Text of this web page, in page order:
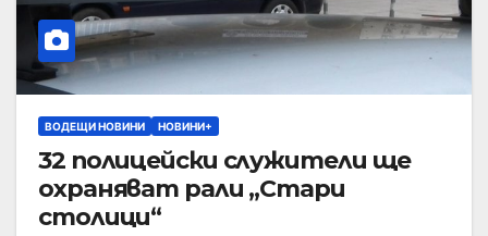
ВОДЕЩИ НОВИНИ НОВИНИ+
32 полицейски служители ще
охраняват рали „Стари
столици“